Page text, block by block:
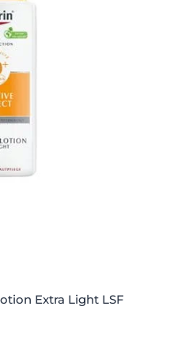
Extra Light LSF